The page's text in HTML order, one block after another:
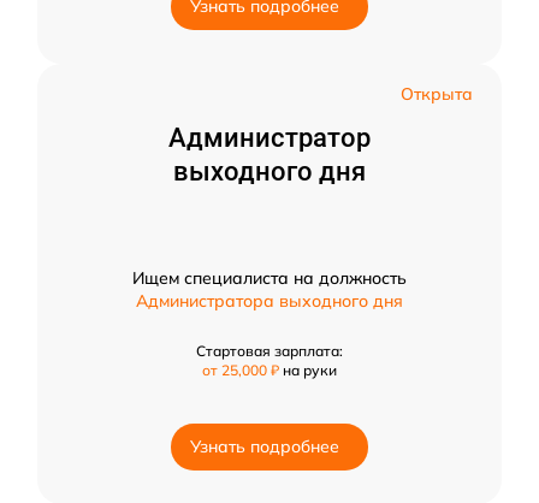
Узнать подробнее
Открыта
Администратор
выходного дня
Ищем специалиста на должность
Администратора выходного дня
Стартовая зарплата:
от 25,000 ₽ на руки
Узнать подробнее